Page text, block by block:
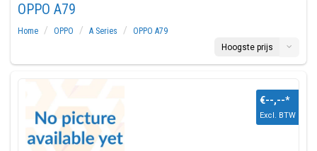
OPPO A79
Home OPPO A Series
OPPO A79
Hoogste prijs
€--,--*
Excl. BTW